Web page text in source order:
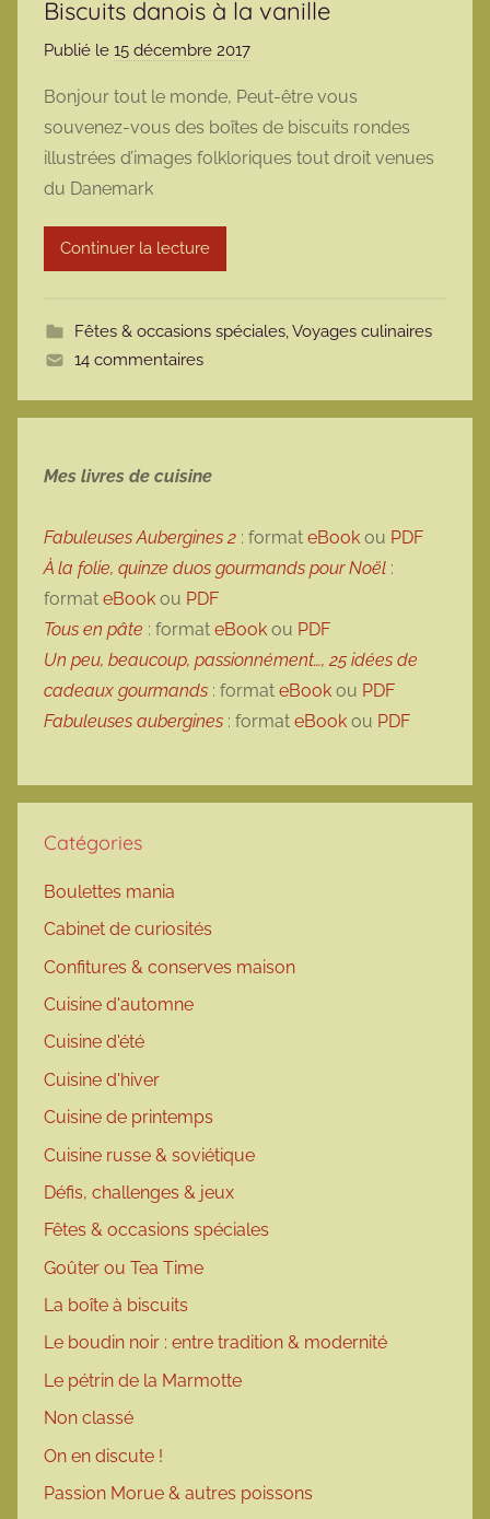
Biscuits danois à la vanille
Publié le 15 décembre 2017
r
m
a
e
Bonjour tout le monde, Peut-être vous
souvenez-vous des boîtes de biscuits rondes
illustrées d’images folkloriques tout droit venues
du Danemark
Continuer la lecture
Fêtes & occasions spéciales,Voyages culinaires
14 commentaires
Mes livres de cuisine
Fabuleuses Aubergines 2 : format eBook ou PDF
À la folie, quinze duos gourmands pour Noël :
format eBook ou PDF
Tous en pâte : format eBook ou PDF
Un peu, beaucoup, passionnément…, 25 idées de
cadeaux gourmands : format eBook ou PDF
Fabuleuses aubergines : format eBook ou PDF
Catégories
Boulettes mania
Cabinet de curiosités
Confitures & conserves maison
Cuisine d'automne
Cuisine d'été
Cuisine d'hiver
Cuisine de printemps
Cuisine russe & soviétique
Défis, challenges & jeux
Fêtes & occasions spéciales
Goûter ou Tea Time
La boîte à biscuits
Le boudin noir : entre tradition & modernité
Le pétrin de la Marmotte
Non classé
On en discute !
Passion Morue & autres poissons